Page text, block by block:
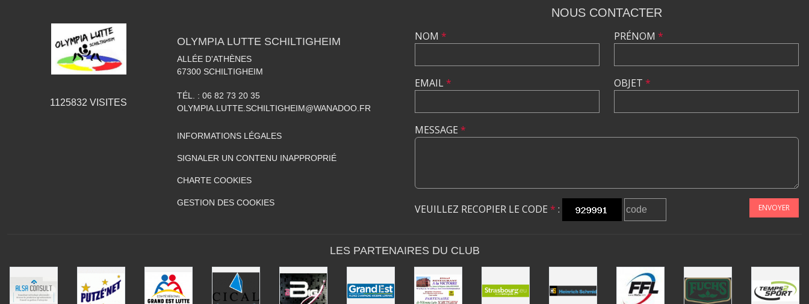
1125832 VISITES
OLYMPIA LUTTE SCHILTIGHEIM
ALLÉE D'ATHÈNES
67300 SCHILTIGHEIM
TÉL. : 06 82 73 20 35
OLYMPIA.LUTTE.SCHILTIGHEIM@WANADOO.FR
INFORMATIONS LÉGALES
SIGNALER UN CONTENU INAPPROPRIÉ
CHARTE COOKIES
GESTION DES COOKIES
NOUS CONTACTER
NOM *
EMAIL*
PRÉNOM *
OBJET *
MESSAGE *
VEUILLEZ RECOPIER LE CODE * : ENVOYER
LES PARTENAIRES DU CLUB